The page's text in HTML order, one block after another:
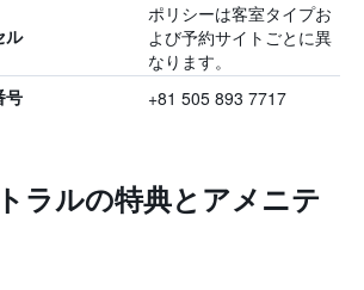
ル
ポリシーは客室タイプお
よび予約サイトごとに異
なります。
号 +81 505 893 7717
ラルの特典とアメニテ